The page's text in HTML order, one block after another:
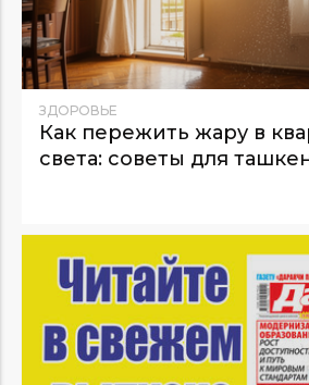
ЗДОРОВЬЕ
Как пережить жару в
света: советы для